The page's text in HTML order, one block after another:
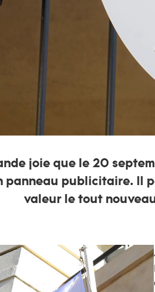
joie que le 20
panneau publicitaire. Il
valeur le tout